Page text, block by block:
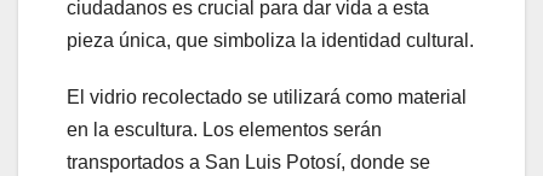
ciudadanos es crucial para dar vida a esta
pieza única, que simboliza la identidad cultural.
El vidrio recolectado se utilizará como material
en la escultura. Los elementos serán
transportados a San Luis Potosí, donde se